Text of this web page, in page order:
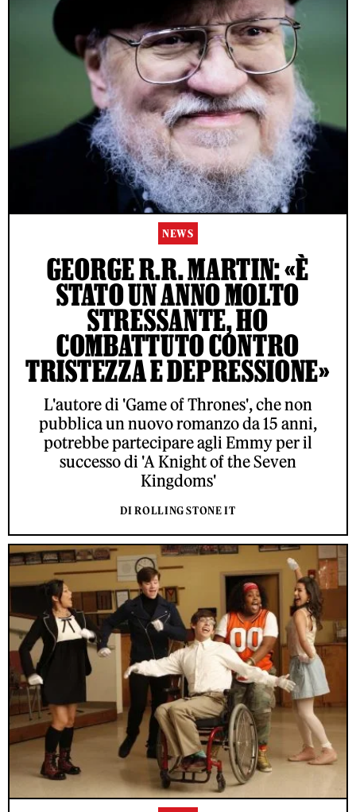
NEWS
GEORGE R.R. MARTIN: «È
STATO UN ANNO MOLTO
STRESSANTE, HO
COMBATTUTO CONTRO
TRISTEZZA E DEPRESSIONE»
L'autore di 'Game of Thrones', che non
pubblica un nuovo romanzo da 15 anni,
potrebbe partecipare agli Emmy per il
successo di 'A Knight of the Seven
Kingdoms'
DI ROLLING STONE IT